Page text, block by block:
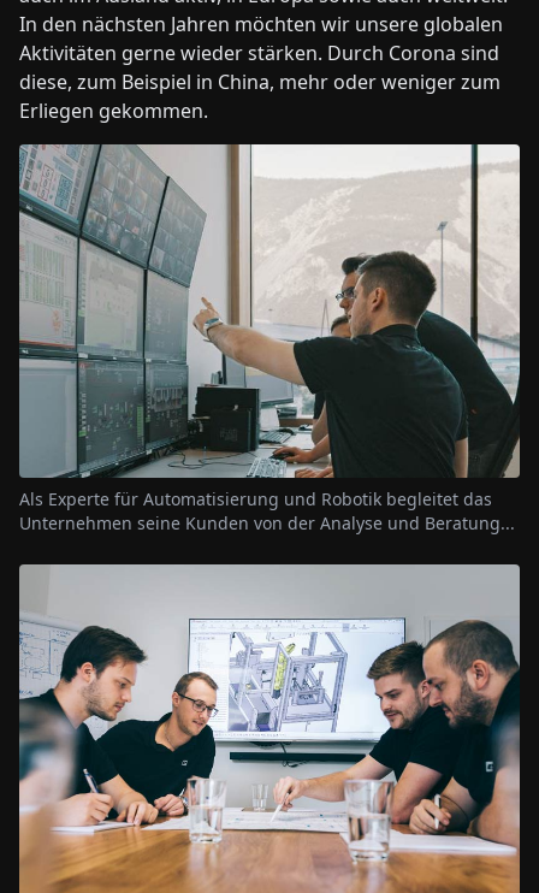
In den nächsten Jahren möchten wir unsere globalen
Aktivitäten gerne wieder stärken. Durch Corona sind
diese, zum Beispiel in China, mehr oder weniger zum
Erliegen gekommen.
Als Experte für Automatisierung und Robotik begleitet das
Unternehmen seine Kunden von der Analyse und Beratung...